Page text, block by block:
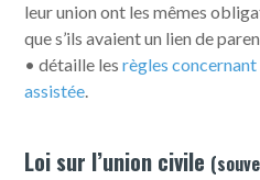
leur union ont les mêmes
que s’ils avaient un lien de
• détaille lesrègles
assistée.
Loi sur l’union civile